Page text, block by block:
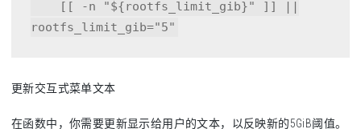
    [[ -n
"${rootfs_limit_gib}"
]] ||
rootfs_limit_gib="5"
更新交互式菜单文本
在函数中，你需要更新显示给用户的文本，以反映新的5GiB阈值。